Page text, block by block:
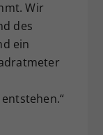
Wir
des
ein